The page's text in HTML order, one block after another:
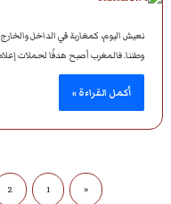
نعيش اليوم، كمغاربة في الداخل
وطننا. فالمغرب أصبح هدفًا لحملات
أكمل القراءة »
«
1
2